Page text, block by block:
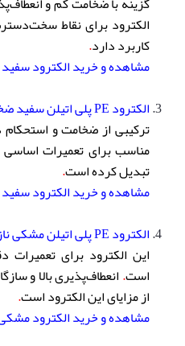
الکترود برای نقاط
کاربرد دارد.
مشاهده و خرید الکترود
الکترود PE پلی اتیلن سفید ضخیم
ترکیبی از ضخامت و استحکام
مناسب برای تعمیرات اساسی
تبدیل کرده است.
مشاهده و خرید الکترود
الکترود PE پلی اتیلن مشکی نازک
این الکترود برای
است.انعطاف‌پذیری بالا و
از مزایای این الکترود است.
مشاهده و خرید الکترود